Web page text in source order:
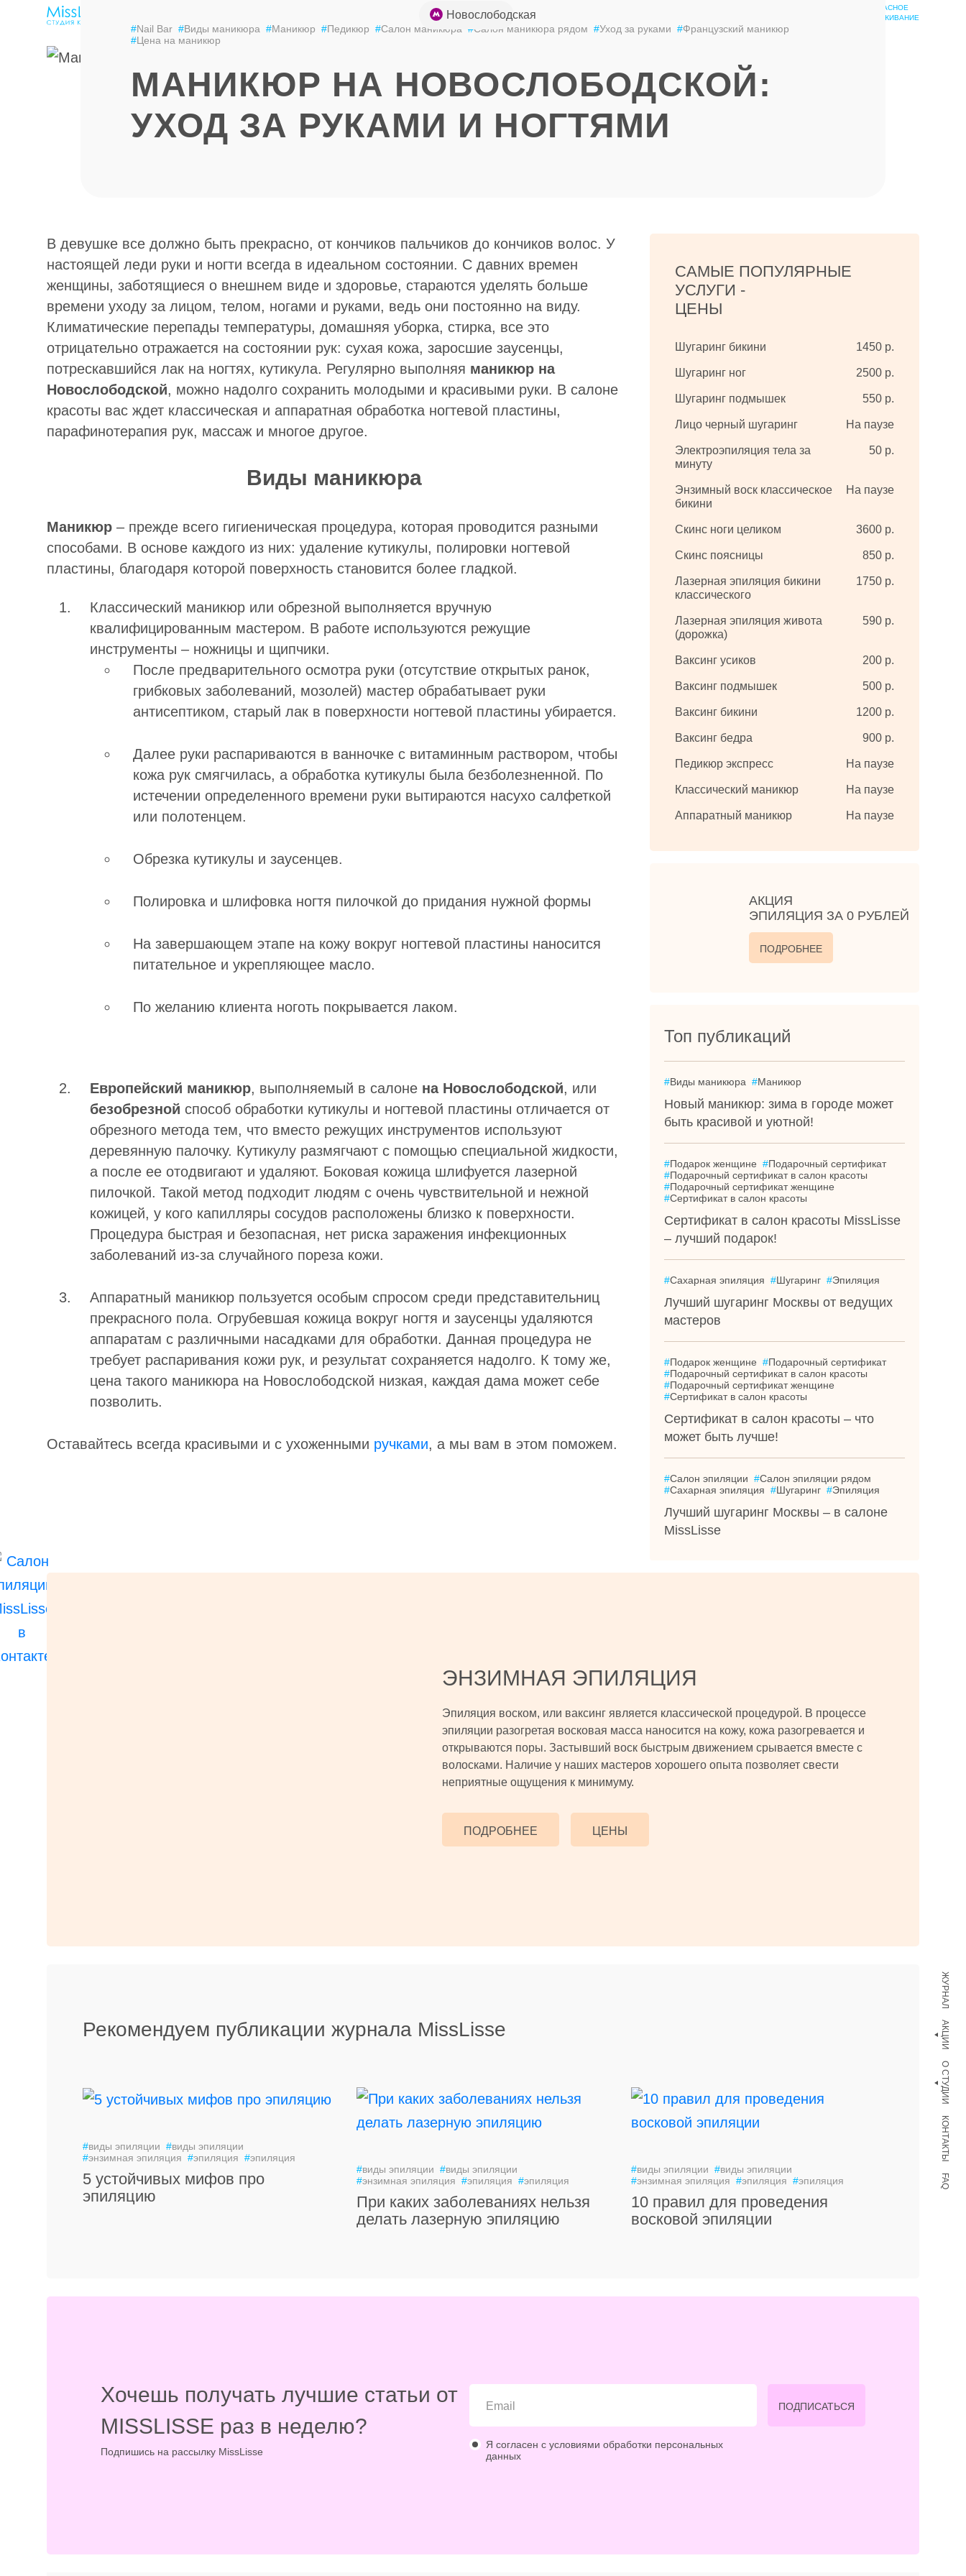
Новослободская+7 (926) 852-
49-85
БЕЗОПАСНОЕ
ОБСЛУЖИВАНИЕ
ЖУРНАЛ
АКЦИИ
О СТУДИИ
КОНТАКТЫ
FAQ
#Nail Bar #Виды маникюра #Маникюр #Педикюр #Салон маникюра #Салон маникюра рядом #Уход за руками #Французский маникюр
#Цена на маникюр
МАНИКЮР НА НОВОСЛОБОДСКОЙ:
УХОД ЗА РУКАМИ И НОГТЯМИ
В девушке все должно быть прекрасно, от кончиков пальчиков до кончиков волос. У
настоящей леди руки и ногти всегда в идеальном состоянии. С давних времен
женщины, заботящиеся о внешнем виде и здоровье, стараются уделять больше
времени уходу за лицом, телом, ногами и руками, ведь они постоянно на виду.
Климатические перепады температуры, домашняя уборка, стирка, все это
отрицательно отражается на состоянии рук: сухая кожа, заросшие заусенцы,
потрескавшийся лак на ногтях, кутикула. Регулярно выполняя маникюр на
Новослободской, можно надолго сохранить молодыми и красивыми руки. В салоне
красоты вас ждет классическая и аппаратная обработка ногтевой пластины,
парафинотерапия рук, массаж и многое другое.
Виды маникюра
Маникюр – прежде всего гигиеническая процедура, которая проводится разными
способами. В основе каждого из них: удаление кутикулы, полировки ногтевой
пластины, благодаря которой поверхность становится более гладкой.
Классический маникюр или обрезной выполняется вручную
квалифицированным мастером. В работе используются режущие
инструменты – ножницы и щипчики.
После предварительного осмотра руки (отсутствие открытых ранок,
грибковых заболеваний, мозолей) мастер обрабатывает руки
антисептиком, старый лак в поверхности ногтевой пластины убирается.
Далее руки распариваются в ванночке с витаминным раствором, чтобы
кожа рук смягчилась, а обработка кутикулы была безболезненной. По
истечении определенного времени руки вытираются насухо салфеткой
или полотенцем.
Обрезка кутикулы и заусенцев.
Полировка и шлифовка ногтя пилочкой до придания нужной формы
На завершающем этапе на кожу вокруг ногтевой пластины наносится
питательное и укрепляющее масло.
По желанию клиента ноготь покрывается лаком.
Европейский маникюр, выполняемый в салоне на Новослободской, или
безобрезной способ обработки кутикулы и ногтевой пластины отличается от
обрезного метода тем, что вместо режущих инструментов используют
деревянную палочку. Кутикулу размягчают с помощью специальной жидкости,
а после ее отодвигают и удаляют. Боковая кожица шлифуется лазерной
пилочкой. Такой метод подходит людям с очень чувствительной и нежной
кожицей, у кого капилляры сосудов расположены близко к поверхности.
Процедура быстрая и безопасная, нет риска заражения инфекционных
заболеваний из-за случайного пореза кожи.
Аппаратный маникюр пользуется особым спросом среди представительниц
прекрасного пола. Огрубевшая кожица вокруг ногтя и заусенцы удаляются
аппаратам с различными насадками для обработки. Данная процедура не
требует распаривания кожи рук, и результат сохраняется надолго. К тому же,
цена такого маникюра на Новослободской низкая, каждая дама может себе
позволить.
Оставайтесь всегда красивыми и с ухоженными ручками, а мы вам в этом поможем.
САМЫЕ ПОПУЛЯРНЫЕ
УСЛУГИ -
ЦЕНЫ
Шугаринг бикини 1450 р.
Шугаринг ног 2500 р.
Шугаринг подмышек 550 р.
Лицо черный шугаринг На паузе
Электроэпиляция тела за
минуту
50 р.
Энзимный воск классическое
бикини
На паузе
Скинс ноги целиком 3600 р.
Скинс поясницы 850 р.
Лазерная эпиляция бикини
классического
1750 р.
Лазерная эпиляция живота
(дорожка)
590 р.
Ваксинг усиков 200 р.
Ваксинг подмышек 500 р.
Ваксинг бикини 1200 р.
Ваксинг бедра 900 р.
Педикюр экспресс На паузе
Классический маникюр На паузе
Аппаратный маникюр На паузе
АКЦИЯ
ЭПИЛЯЦИЯ ЗА 0 РУБЛЕЙ
ПОДРОБНЕЕ
Топ публикаций
#Виды маникюра #Маникюр
Новый маникюр: зима в городе может
быть красивой и уютной!
#Подарок женщине #Подарочный сертификат
#Подарочный сертификат в салон красоты
#Подарочный сертификат женщине
#Сертификат в салон красоты
Сертификат в салон красоты MissLisse
– лучший подарок!
#Сахарная эпиляция #Шугаринг #Эпиляция
Лучший шугаринг Москвы от ведущих
мастеров
#Подарок женщине #Подарочный сертификат
#Подарочный сертификат в салон красоты
#Подарочный сертификат женщине
#Сертификат в салон красоты
Сертификат в салон красоты – что
может быть лучше!
#Салон эпиляции #Салон эпиляции рядом
#Сахарная эпиляция #Шугаринг #Эпиляция
Лучший шугаринг Москвы – в салоне
MissLisse
ЭНЗИМНАЯ ЭПИЛЯЦИЯ
Эпиляция воском, или ваксинг является классической процедурой. В процессе
эпиляции разогретая восковая масса наносится на кожу, кожа разогревается и
открываются поры. Застывший воск быстрым движением срывается вместе с
волосками. Наличие у наших мастеров хорошего опыта позволяет свести
неприятные ощущения к минимуму.
ПОДРОБНЕЕ ЦЕНЫ
Рекомендуем публикации журнала MissLisse
#виды эпиляции #виды эпиляции
#энзимная эпиляция #эпиляция #эпиляция
5 устойчивых мифов про
эпиляцию
#виды эпиляции #виды эпиляции
#энзимная эпиляция #эпиляция #эпиляция
При каких заболеваниях нельзя
делать лазерную эпиляцию
#виды эпиляции #виды эпиляции
#энзимная эпиляция #эпиляция #эпиляция
10 правил для проведения
восковой эпиляции
Хочешь получать лучшие статьи от
MISSLISSE раз в неделю?
Подпишись на рассылку MissLisse
Я согласен с условиями обработки персональных
данных
ПОДПИСАТЬСЯ